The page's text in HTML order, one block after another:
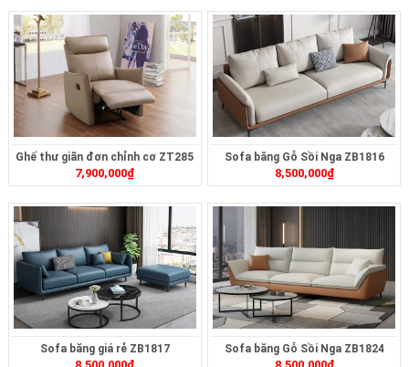
Ghế thư giãn đơn chỉnh cơ ZT285
7,900,000₫
Sofa băng Gỗ Sồi Nga ZB1816
8,500,000₫
Sofa băng giá rẻ ZB1817 Sofa băng Gỗ Sồi Nga ZB1824